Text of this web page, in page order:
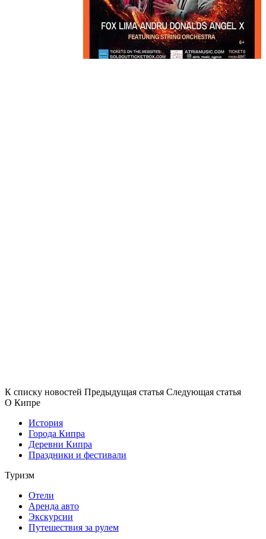
К списку новостей Предыдущая статья Следующая статья
О Кипре
История
Города Кипра
Деревни Кипра
Праздники и фестивали
Туризм
Отели
Аренда авто
Экскурсии
Путешествия за рулем